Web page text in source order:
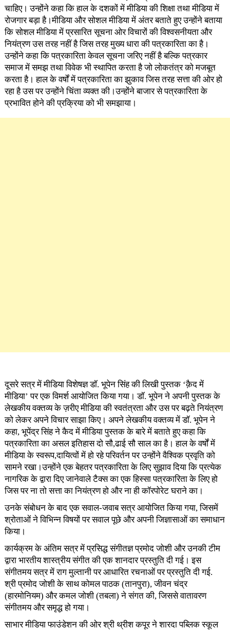
चाहिए। उन्होंने कहा कि हाल के दशकों में मीडिया की शिक्षा तथा मीडिया में
रोजगार बड़ा है।मीडिया और सोशल मीडिया में अंतर बताते हुए उन्होंने बताया
कि सोशल मीडिया में प्रसारित सूचना ओर विचारों की विश्वसनीयता और
नियंत्रण उस तरह नहीं है जिस तरह मुख्य धारा की पत्रकारिता का है।
उन्होंने कहा कि पत्रकारिता केवल सूचना जरिए नहीं है बल्कि पत्रकार
समाज में समझ तथा विवेक भी स्थापित करता है जो लोकतंत्र को मजबूत
करता है। हाल के वर्षों में पत्रकारिता का झुकाव जिस तरह सत्ता की ओर हो
रहा है उस पर उन्होंने चिंता व्यक्त की।उन्होंने बाजार से पत्रकारिता के
प्रभावित होने की प्रक्रिया को भी समझाया।
दूसरे सत्र में मीडिया विशेषज्ञ डॉ. भूपेन सिंह की लिखी पुस्तक ‘क़ैद में
मीडिया’ पर एक विमर्श आयोजित किया गया। डॉ. भूपेन ने अपनी पुस्तक के
लेखकीय वक्तव्य के ज़रीए मीडिया की स्वतंत्रता और उस पर बढ़ते नियंत्रण
को लेकर अपने विचार साझा किए। अपने लेखकीय वक्तव्य में डॉ. भूपेन ने
कहा, भूपेंद्र सिंह ने कैद में मीडिया पुस्तक के बारे में बताते हुए कहा कि
पत्रकारिता का असल इतिहास दो सौ,ढाई सौ साल का है। हाल के वर्षों में
मीडिया के स्वरूप,दायित्वों में हो रहे परिवर्तन पर उन्होंने वैश्विक प्रवृति को
सामने रखा।उन्होंने एक बेहतर पत्रकारिता के लिए सुझाव दिया कि प्रत्येक
नागरिक के द्वारा दिए जानेवाले टैक्स का एक हिस्सा पत्रकारिता के लिए हो
जिस पर ना तो सत्ता का नियंत्रण हो और ना ही कॉरपोरेट घराने का।
उनके संबोधन के बाद एक सवाल-जवाब सत्र आयोजित किया गया, जिसमें
श्रोताओं ने विभिन्न विषयों पर सवाल पूछे और अपनी जिज्ञासाओं का समाधान
किया।
कार्यक्रम के अंतिम सत्र में प्रसिद्ध संगीतज्ञ प्रमोद जोशी और उनकी टीम
द्वारा भारतीय शास्त्रीय संगीत की एक शानदार प्रस्तुति दी गई। इस
संगीतमय सत्र में राग मुल्तानी पर आधारित रचनाओं पर प्रस्तुति दी गई.
श्री प्रमोद जोशी के साथ कोमल पाठक (तानपुरा), जीवन चंद्र
(हारमोनियम) और कमल जोशी (तबला) ने संगत की, जिससे वातावरण
संगीतमय और समृद्ध हो गया।
साभार मीडिया फाउंडेशन की ओर श्री थ्रीश कपूर ने शारदा पब्लिक स्कूल